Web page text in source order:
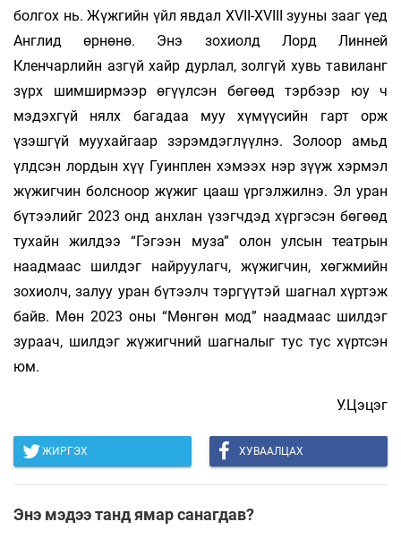
болгох нь. Жүжгийн үйл явдал XVII-XVIII зууны зааг үед
Англид өрнөнө. Энэ зохиолд Лорд Линней
Кленчарлийн азгүй хайр дурлал, золгүй хувь тавиланг
зүрх шимширмээр өгүүлсэн бөгөөд тэрбээр юу ч
мэдэхгүй нялх багадаа муу хүмүүсийн гарт орж
үзэшгүй муухайгаар зэрэмдэглүүлнэ. Золоор амьд
үлдсэн лордын хүү Гуинплен хэмээх нэр зүүж хэрмэл
жүжигчин болсноор жүжиг цааш үргэлжилнэ. Эл уран
бүтээлийг 2023 онд анхлан үзэгчдэд хүргэсэн бөгөөд
тухайн жилдээ “Гэгээн муза” олон улсын театрын
наадмаас шилдэг найруулагч, жүжигчин, хөгжмийн
зохиолч, залуу уран бүтээлч тэргүүтэй шагнал хүртэж
байв. Мөн 2023 оны “Мөнгөн мод” наадмаас шилдэг
зураач, шилдэг жүжигчний шагналыг тус тус хүртсэн
юм.
У.Цэцэг
ЖИРГЭХ ХУВААЛЦАХ
Энэ мэдээ танд ямар санагдав?